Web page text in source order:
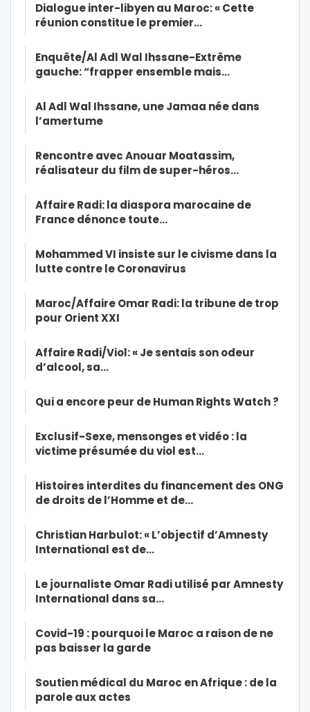
Dialogue inter-libyen au Maroc: « Cette
réunion constitue le premier…
Enquête/Al Adl Wal Ihssane-Extrême
gauche: “frapper ensemble mais…
Al Adl Wal Ihssane, une Jamaa née dans
l’amertume
Rencontre avec Anouar Moatassim,
réalisateur du film de super-héros…
Affaire Radi: la diaspora marocaine de
France dénonce toute…
Mohammed VI insiste sur le civisme dans la
lutte contre le Coronavirus
Maroc/Affaire Omar Radi: la tribune de trop
pour Orient XXI
Affaire Radi/Viol: « Je sentais son odeur
d’alcool, sa…
Qui a encore peur de Human Rights Watch ?
Exclusif-Sexe, mensonges et vidéo : la
victime présumée du viol est…
Histoires interdites du financement des ONG
de droits de l’Homme et de…
Christian Harbulot: « L’objectif d’Amnesty
International est de…
Le journaliste Omar Radi utilisé par Amnesty
International dans sa…
Covid-19 : pourquoi le Maroc a raison de ne
pas baisser la garde
Soutien médical du Maroc en Afrique : de la
parole aux actes